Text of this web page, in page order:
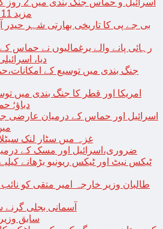
اسرائیل و
مزید 11 یرغمالی رہا کر دیے
بی جے پی کا تاریخی بھارتی شہر حیدر
رہائی پانے والے یرغمالیوں نے حماس
دیا،
جنگ بندی میں توسیع کے
امریکا اور قطر کا جنگ بندی میں
دباؤ؛
اسرائیل اور حماس کے درمیان عارضی
غزہ میں سٹار لنک
ضروری،اسرائیل اور مسک کے
ٹیکس نیٹ اور ٹیکس ریونیو بڑھانے
طالبان وزیر خارجہ امیر متقی کو
آسمانی بجلی گرنے سے 20 افراد
سابق وزیر